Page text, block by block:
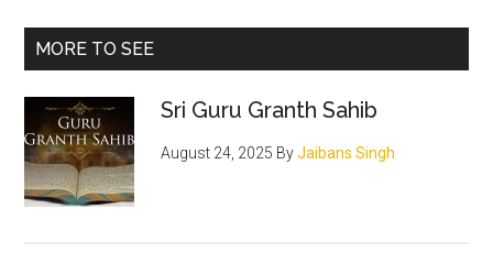
MORE TO SEE
Sri Guru Granth Sahib
August 24, 2025 ByJaibans Singh